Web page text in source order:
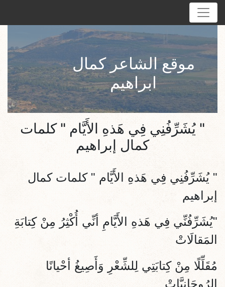
موقع الشاعر كمال
ابراهيم
" يُشَرِّفُنِي فِي هَذهِ الأَيَّام " كلمات
كمال إبراهيم
" يُشَرِّفُنِي فِي هَذهِ الأَيَّام " كلمات كمال
إبراهيم
"يُشَرِّفُنِّي فِي هَذهِ الأَيَّامِ أنِّي أُكْثِرُ مِنْ كِتابَةِ
المَقالَاتْ
مُقَلِّلًا مِنْ كِتابَتِي لِلشِّعْرِ وَأَصِيغُ أحْيانًا
الرُوحَانِيَّاتْ